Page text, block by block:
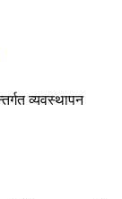
व्यवस्थापन